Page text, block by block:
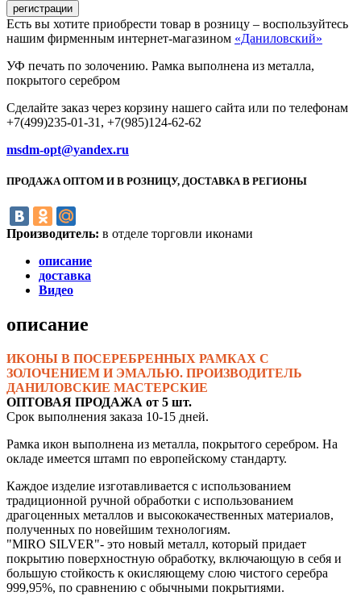
Есть вы хотите приобрести товар в розницу – воспользуйтесь
нашим фирменным интернет-магазином «Даниловский»
УФ печать по золочению. Рамка выполнена из металла,
покрытого серебром
Сделайте заказ через корзину нашего сайта или по телефонам
+7(499)235-01-31, +7(985)124-62-62
msdm-opt@yandex.ru
ПРОДАЖА ОПТОМ И В РОЗНИЦУ, ДОСТАВКА В РЕГИОНЫ
Производитель: в отделе торговли иконами
описание
доставка
Видео
описание
ИКОНЫ В ПОСЕРЕБРЕННЫХ РАМКАХ С
ЗОЛОЧЕНИЕМ И ЭМАЛЬЮ. ПРОИЗВОДИТЕЛЬ
ДАНИЛОВСКИЕ МАСТЕРСКИЕ
ОПТОВАЯ ПРОДАЖА от 5 шт.
Срок выполнения заказа 10-15 дней.
Рамка икон выполнена из металла, покрытого серебром. На
окладе имеется штамп по европейскому стандарту.
Каждое изделие изготавливается с использованием
традиционной ручной обработки с использованием
драгоценных металлов и высококачественных материалов,
полученных по новейшим технологиям.
"MIRO SILVER"- это новый металл, который придает
покрытию поверхностную обработку, включающую в себя и
большую стойкость к окисляющему слою чистого серебра
999,95%, по сравнению с обычными покрытиями.